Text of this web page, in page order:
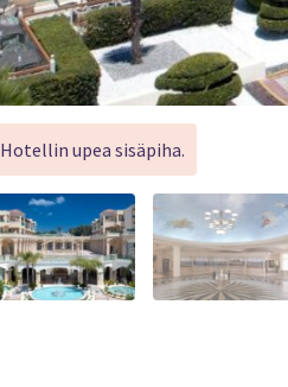
Hotellin upea sisäpiha.